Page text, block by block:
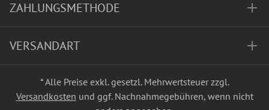
ZAHLUNGSMETHODE
VERSANDART
* Alle Preise exkl. gesetzl. Mehrwertsteuer zzgl.
Versandkosten und ggf. Nachnahmegebühren, wenn nicht